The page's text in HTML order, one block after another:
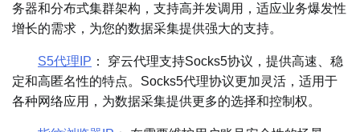
务器和分布式集群架构，支持高并发调用，适应业务爆发性
增长的需求，为您的数据采集提供强大的支持。
S5代理IP ： 穿云代理支持Socks5协议，提供高速、稳
定和高匿名性的特点。Socks5代理协议更加灵活，适用于
各种网络应用，为数据采集提供更多的选择和控制权。